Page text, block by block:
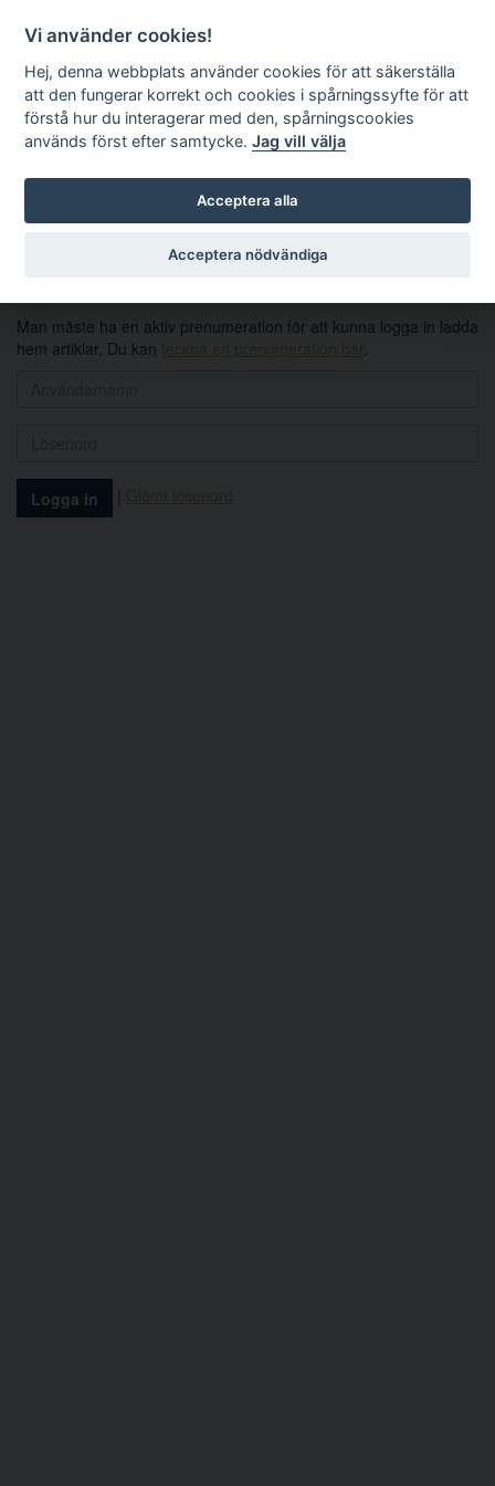
Sök
Logga in
Man måste ha en aktiv prenumeration för att kunna logga in ladda
hem artiklar. Du kan
|
Vi använder cookies!
Hej, denna webbplats använder cookies för att säkerställa
att den fungerar korrekt och cookies i spårningssyfte för att
förstå hur du interagerar med den, spårningscookies
används först efter samtycke.Jag vill välja
Acceptera alla
Acceptera nödvändiga